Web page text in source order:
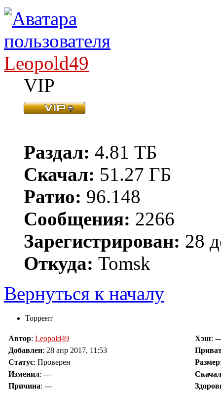
Leopold49
VIP
Раздал: 4.81 ТБ
Скачал: 51.27 ГБ
Ратио: 96.148
Сообщения: 2266
Зарегистрирован: 28
Откуда: Tomsk
Вернуться к началу
Торрент
Автор: Leopold49 Хэш:
Добавлен: 28 апр 2017, 11:53
Статус: Проверен Размер
Изменил: ---
Причина: ---